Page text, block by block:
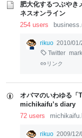
肥大化するつぶやき
ネスオンライン
254 users
rikuo 2010/01/
Twitter
リンク
オバマのいわゆる「
michikaifu’s diary
72 users
rikuo 2009/12/